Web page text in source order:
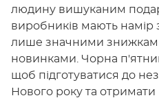
людину вишуканим
виробників мають намір
лише значними
новинками. Чорна
щоб підготуватися до
Нового року та отримати